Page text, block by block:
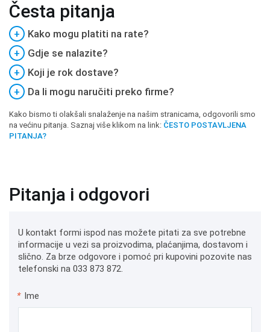
Česta pitanja
+
Kako mogu platiti na rate?
+
Gdje se nalazite?
+
Koji je rok dostave?
+
Da li mogu naručiti preko firme?
Kako bismo ti olakšali snalaženje na našim stranicama, odgovorili smo
na većinu pitanja. Saznaj više klikom na link: ČESTO POSTAVLJENA
PITANJA?
Pitanja i odgovori
U kontakt formi ispod nas možete pitati za sve potrebne
informacije u vezi sa proizvodima, plaćanjima, dostavom i
slično. Za brze odgovore i pomoć pri kupovini pozovite nas
telefonski na 033 873 872.
* Ime